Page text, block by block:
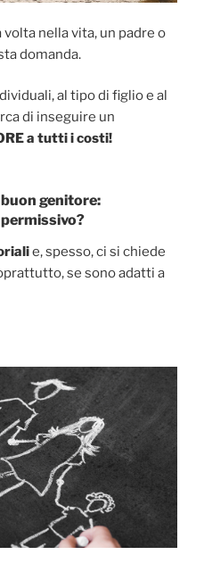
nella vita, un padre o
domanda.
al tipo di figlio e al
di inseguire un
a tutti i costi!
genitore:
e, spesso, ci si chiede
se sono adatti a